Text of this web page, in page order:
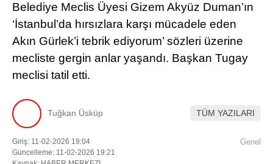
WhatsApp İhbar Hattı
DIĞER
Belediye Meclis Üyesi Gizem Akyüz Duman’ın
‘İstanbul’da hırsızlara karşı mücadele eden
Akın Gürlek’i tebrik ediyorum’ sözleri üzerine
mecliste gergin anlar yaşandı. Başkan Tugay
meclisi tatil etti.
Tuğkan Üsküp TÜM YAZILARI
Giriş: 11-02-2026 19:04
Güncelleme: 11-02-2026 19:21
Genel